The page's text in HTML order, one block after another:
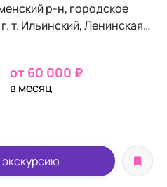
р-н, городское
т. Ильинский, Ленинская
от 60 000 ₽
в месяц